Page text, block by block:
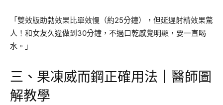
「雙效版助勃效果比單效慢（約25分鐘），但延遲射精效果驚
人！和女友久違做到30分鐘，不過口乾感覺明顯，要一直喝
水。」
三、果凍威而鋼正確用法｜醫師圖
解教學